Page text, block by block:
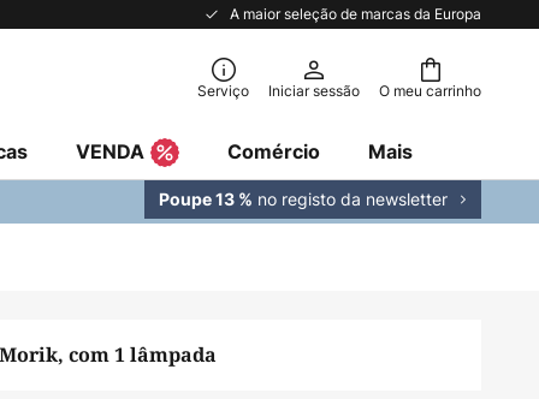
A maior seleção de marcas da Europa
O meu carrinho
Serviço Iniciar sessão
VENDA Comércio Mais
Poupe 13 % no registo da newsletter
com 1 lâmpada